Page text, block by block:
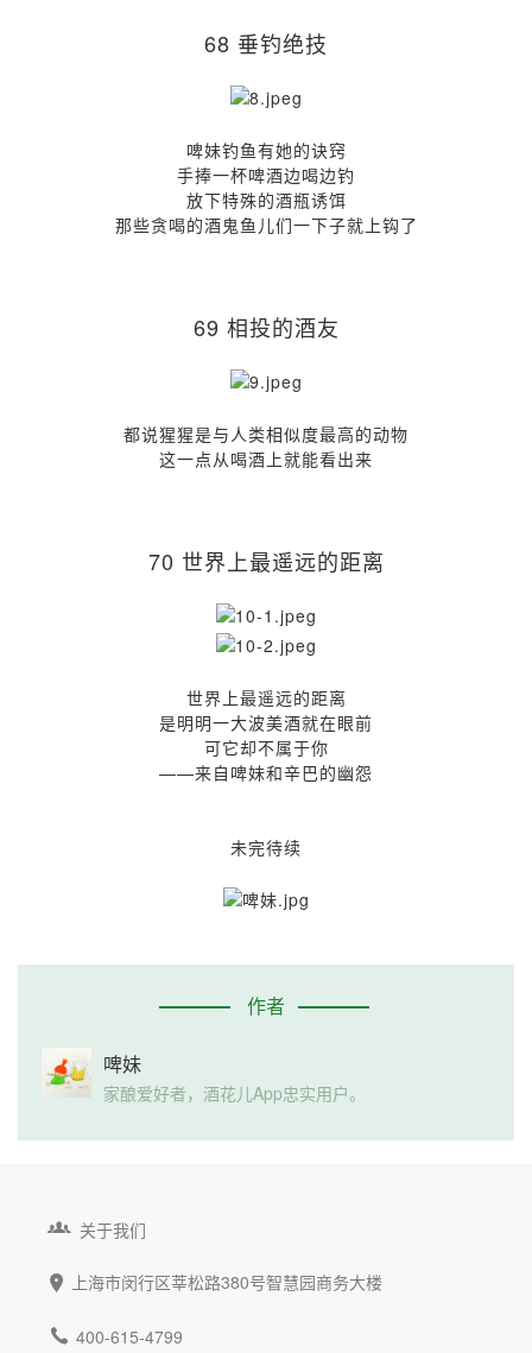
68 垂钓绝技
啤妹钓鱼有她的诀窍
手捧一杯啤酒边喝边钓
放下特殊的酒瓶诱饵
那些贪喝的酒鬼鱼儿们一下子就上钩了
69 相投的酒友
都说猩猩是与人类相似度最高的动物
这一点从喝酒上就能看出来
70 世界上最遥远的距离
世界上最遥远的距离
是明明一大波美酒就在眼前
可它却不属于你
——来自啤妹和辛巴的幽怨
未完待续
作者
啤妹
家酿爱好者，酒花儿App忠实用户。
 关于我们
 上海市闵行区莘松路380号智慧园商务大楼
 400-615-4799